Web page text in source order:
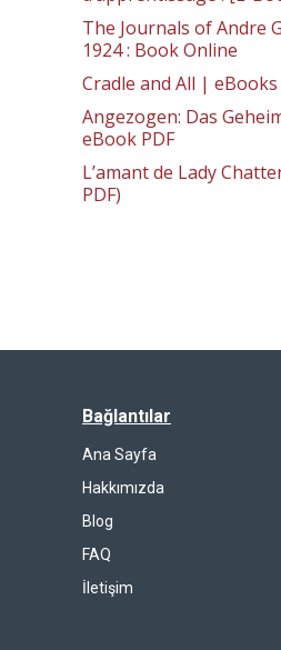
The Journals of Andre
1924 : Book Online
Cradle and All | eBooks
Angezogen: Das
eBook PDF
L’amant de Lady
PDF)
Bağlantılar
Ana Sayfa
Hakkımızda
Blog
FAQ
İletişim